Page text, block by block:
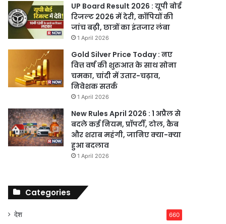
UP Board Result 2026 : यूपी बोर्ड
रिजल्ट 2026 में देरी, कॉपियों की
जांच बढ़ी, छात्रों का इंतजार लंबा
1 April 2026
Gold Silver Price Today : नए
वित्त वर्ष की शुरुआत के साथ सोना
चमका, चांदी में उतार-चढ़ाव,
निवेशक सतर्क
1 April 2026
New Rules April 2026 : 1 अप्रैल से
बदले कई नियम, प्रॉपर्टी, टोल, कैब
और शराब महंगी, जानिए क्या-क्या
हुआ बदलाव
1 April 2026
Categories
देश 660